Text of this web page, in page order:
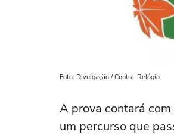
Foto: Divulgação / Contra-Relógio
A prova contará
um percurso que